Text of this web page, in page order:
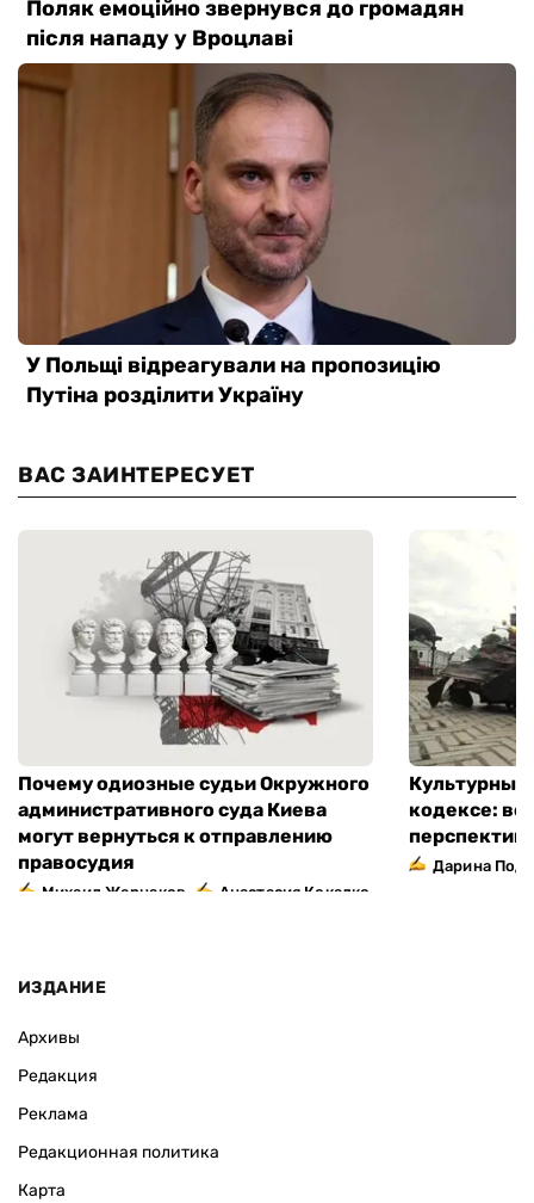
ВАС ЗАИНТЕРЕСУЕТ
Почему одиозные судьи Окружного
административного суда Киева
могут вернуться к отправлению
правосудия
Михаил Жернаков Анастасия Кокалко
Культурный
кодексе:
Дарина
ИЗДАНИЕ
Архивы
Редакция
Реклама
Редакционная политика
Карта